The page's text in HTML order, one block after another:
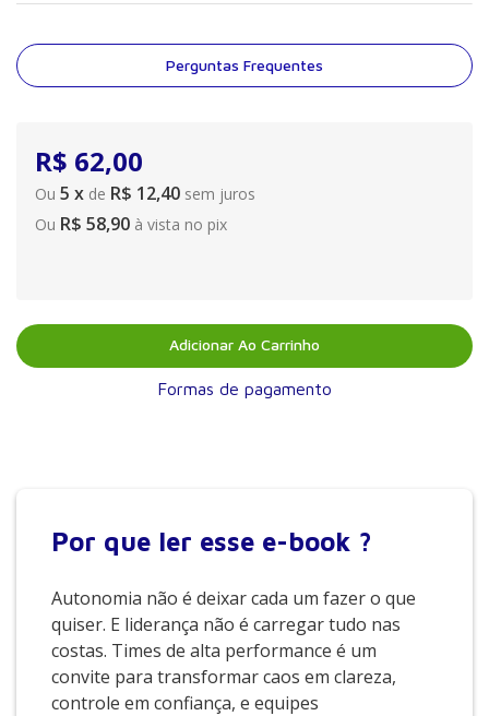
Perguntas Frequentes
R$ 62,00
Ou 5 x de R$ 12,40 sem juros
Ou R$ 58,90 à vista no pix
Adicionar Ao Carrinho
Formas de pagamento
Por que ler esse e-book ?
Autonomia não é deixar cada um fazer o que
quiser. E liderança não é carregar tudo nas
costas. Times de alta performance é um
convite para transformar caos em clareza,
controle em confiança, e equipes